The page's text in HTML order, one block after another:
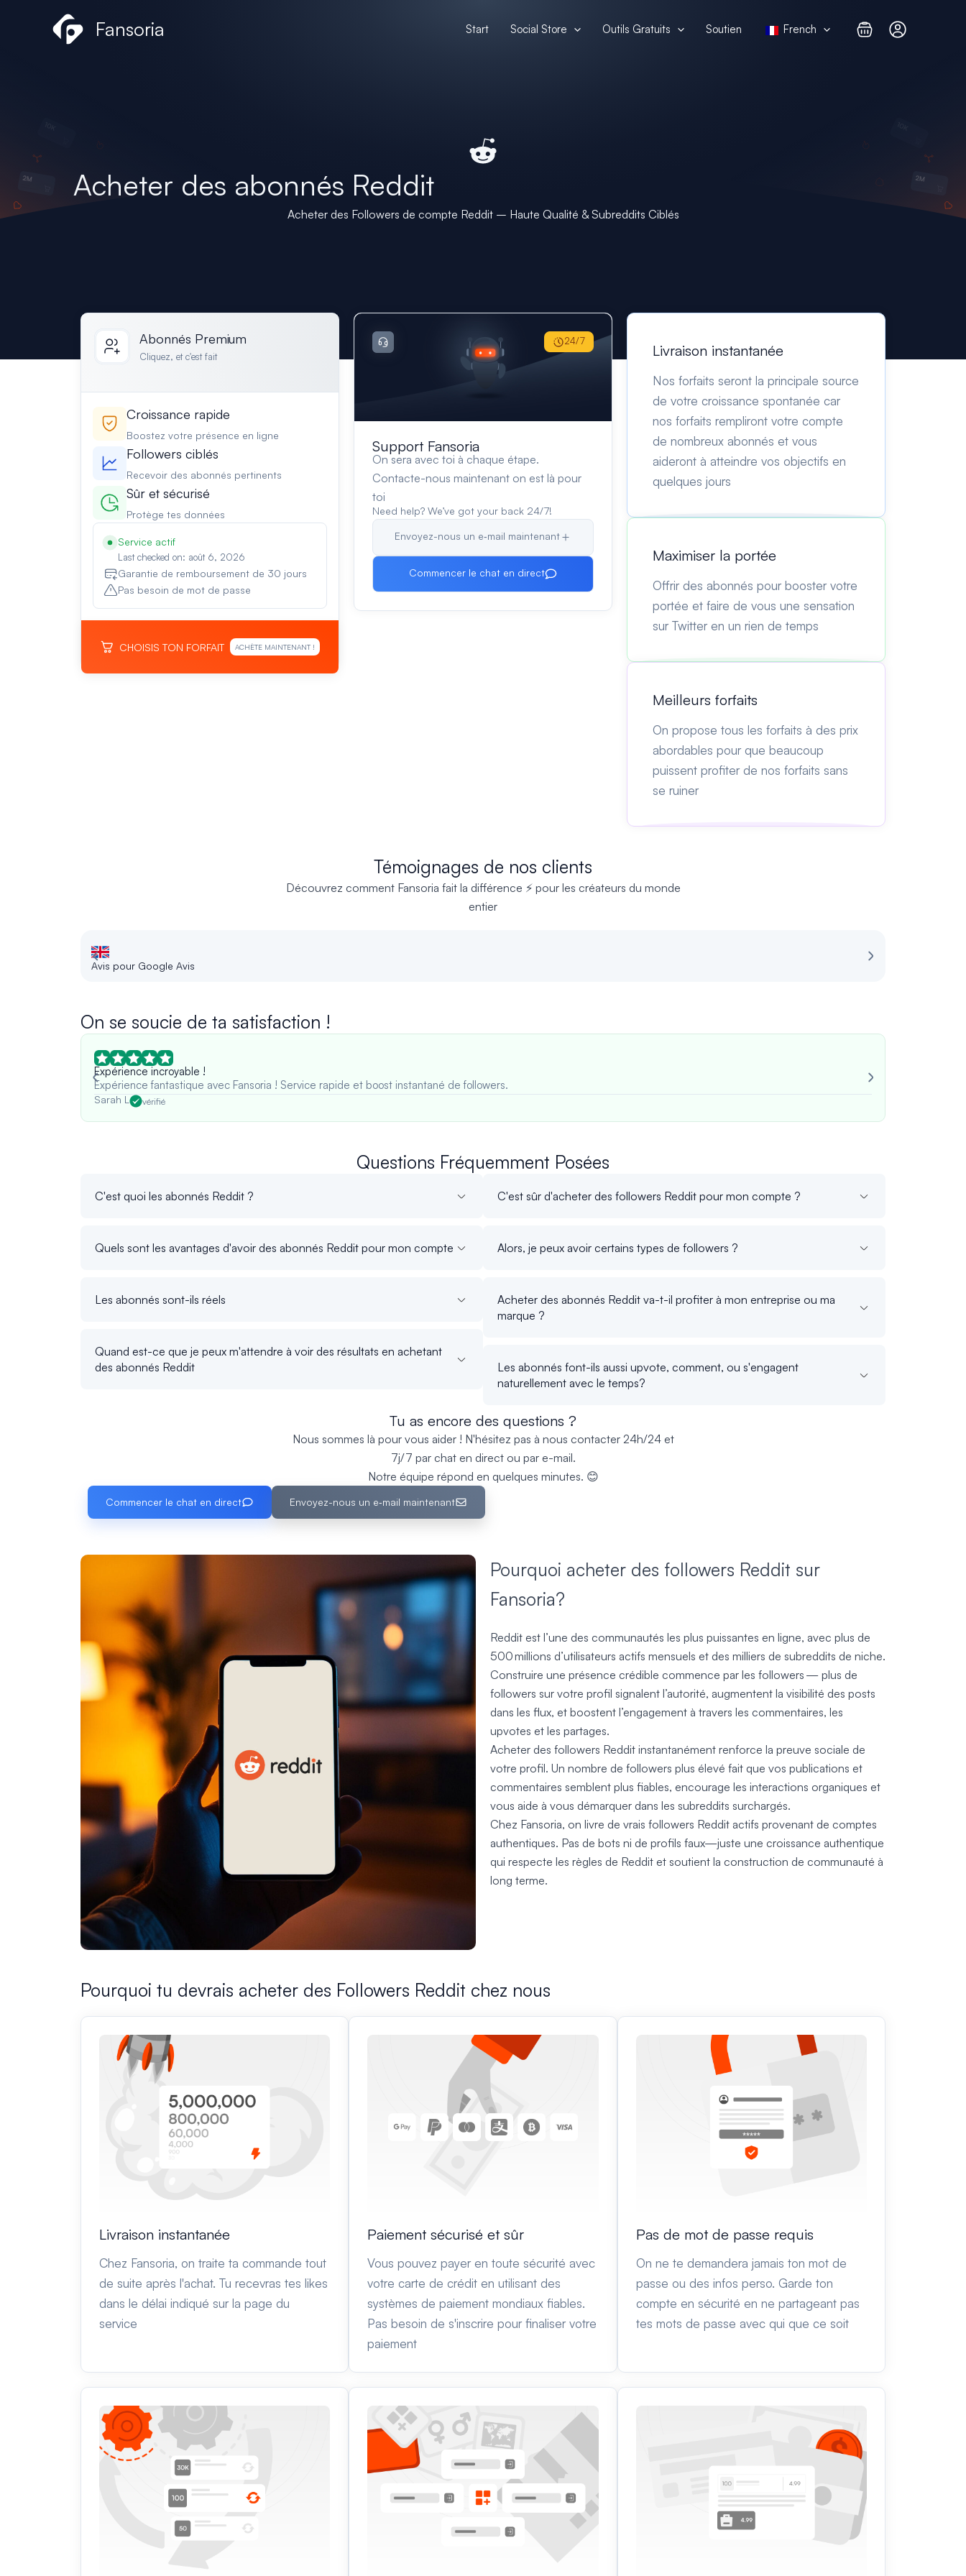
Fansoria Start Social Store Outils Gratuits Soutien French
Acheter des abonnés Reddit
Acheter des Followers de compte Reddit – Haute Qualité & Subreddits Ciblés
Abonnés Premium
Cliquez, et c'est fait
Croissance rapide
Boostez votre présence en ligne
Followers ciblés
Recevoir des abonnés pertinents
Sûr et sécurisé
Protège tes données
Service actif
Last checked on: août 6, 2026
Garantie de remboursement de 30 jours
Pas besoin de mot de passe
CHOISIS TON FORFAIT ACHÈTE MAINTENANT !
Support Fansoria
On sera avec toi à chaque étape.
Contacte-nous maintenant on est là pour
toi
Need help? We’ve got your back 24/7!
Envoyez-nous un e‑mail maintenant
Commencer le chat en direct
24/7
Livraison instantanée
Nos forfaits seront la principale source
de votre croissance spontanée car
nos forfaits rempliront votre compte
de nombreux abonnés et vous
aideront à atteindre vos objectifs en
quelques jours
Maximiser la portée
Offrir des abonnés pour booster votre
portée et faire de vous une sensation
sur Twitter en un rien de temps
Meilleurs forfaits
On propose tous les forfaits à des prix
abordables pour que beaucoup
puissent profiter de nos forfaits sans
se ruiner
Témoignages de nos clients
Découvrez comment Fansoria fait la différence ⚡ pour les créateurs du monde
entier
Avis pour Google Avis
On se soucie de ta satisfaction !
Expérience incroyable !
Expérience fantastique avec Fansoria ! Service rapide et boost instantané de followers.
Sarah L vérifié
Questions Fréquemment Posées
C'est quoi les abonnés Reddit ?
Quels sont les avantages d'avoir des abonnés Reddit pour mon compte
Les abonnés sont-ils réels
Quand est-ce que je peux m'attendre à voir des résultats en achetant
des abonnés Reddit
C'est sûr d'acheter des followers Reddit pour mon compte ?
Alors, je peux avoir certains types de followers ?
Acheter des abonnés Reddit va-t-il profiter à mon entreprise ou ma
marque ?
Les abonnés font-ils aussi upvote, comment, ou s'engagent
naturellement avec le temps?
Tu as encore des questions ?
Nous sommes là pour vous aider ! N'hésitez pas à nous contacter 24h/24 et
7j/7 par chat en direct ou par e-mail.
Notre équipe répond en quelques minutes. 😊
Commencer le chat en direct Envoyez-nous un e‑mail maintenant
Pourquoi acheter des followers Reddit sur
Fansoria?
Reddit est l’une des communautés les plus puissantes en ligne, avec plus de
500 millions d’utilisateurs actifs mensuels et des milliers de subreddits de niche.
Construire une présence crédible commence par les followers — plus de
followers sur votre profil signalent l’autorité, augmentent la visibilité des posts
dans les flux, et boostent l’engagement à travers les commentaires, les
upvotes et les partages.
Acheter des followers Reddit instantanément renforce la preuve sociale de
votre profil. Un nombre de followers plus élevé fait que vos publications et
commentaires semblent plus fiables, encourage les interactions organiques et
vous aide à vous démarquer dans les subreddits surchargés.
Chez Fansoria, on livre de vrais followers Reddit actifs provenant de comptes
authentiques. Pas de bots ni de profils faux—juste une croissance authentique
qui respecte les règles de Reddit et soutient la construction de communauté à
long terme.
Pourquoi tu devrais acheter des Followers Reddit chez nous
Livraison instantanée
Chez Fansoria, on traite ta commande tout
de suite après l'achat. Tu recevras tes likes
dans le délai indiqué sur la page du
service
Paiement sécurisé et sûr
Vous pouvez payer en toute sécurité avec
votre carte de crédit en utilisant des
systèmes de paiement mondiaux fiables.
Pas besoin de s'inscrire pour finaliser votre
paiement
Pas de mot de passe requis
On ne te demandera jamais ton mot de
passe ou des infos perso. Garde ton
compte en sécurité en ne partageant pas
tes mots de passe avec qui que ce soit